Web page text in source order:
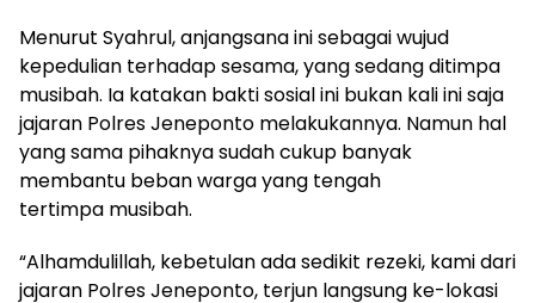
Menurut Syahrul, anjangsana ini sebagai wujud
kepedulian terhadap sesama, yang sedang ditimpa
musibah. Ia katakan bakti sosial ini bukan kali ini saja
jajaran Polres Jeneponto melakukannya. Namun hal
yang sama pihaknya sudah cukup banyak
membantu beban warga yang tengah
tertimpa musibah.
“Alhamdulillah, kebetulan ada sedikit rezeki, kami dari
jajaran Polres Jeneponto, terjun langsung ke-lokasi